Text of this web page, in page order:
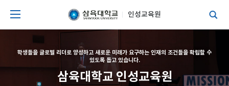
인성교육원
학생들을 글로벌 리더로 양성하고 새로운 미래가 요구하는 인재의 조건들을 확립할 수
있도록 돕고 있습니다.
삼육대학교 인성교육원